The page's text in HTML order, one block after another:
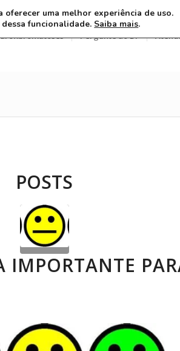
Pergunte ao Dr
POSTS
IMPORTANTE
uma melhor experiência de uso.
funcionalidade. Saiba mais.